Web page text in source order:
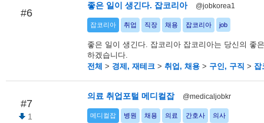
#6
좋은 일이 생긴다. 잡코리아 @jobkorea1
잡코리아 취업 직장 채용 잡코리아 job
좋은 일이 생긴다. 잡코리아 잡코리아는 당신의 좋
하겠습니다.
전체 > 경제, 재테크 > 취업, 채용 > 구인, 구직 > 잡
#7
1
의료 취업포털 메디컬잡 @medicaljobkr
메디컬잡 병원 채용 의료 간호사 의사